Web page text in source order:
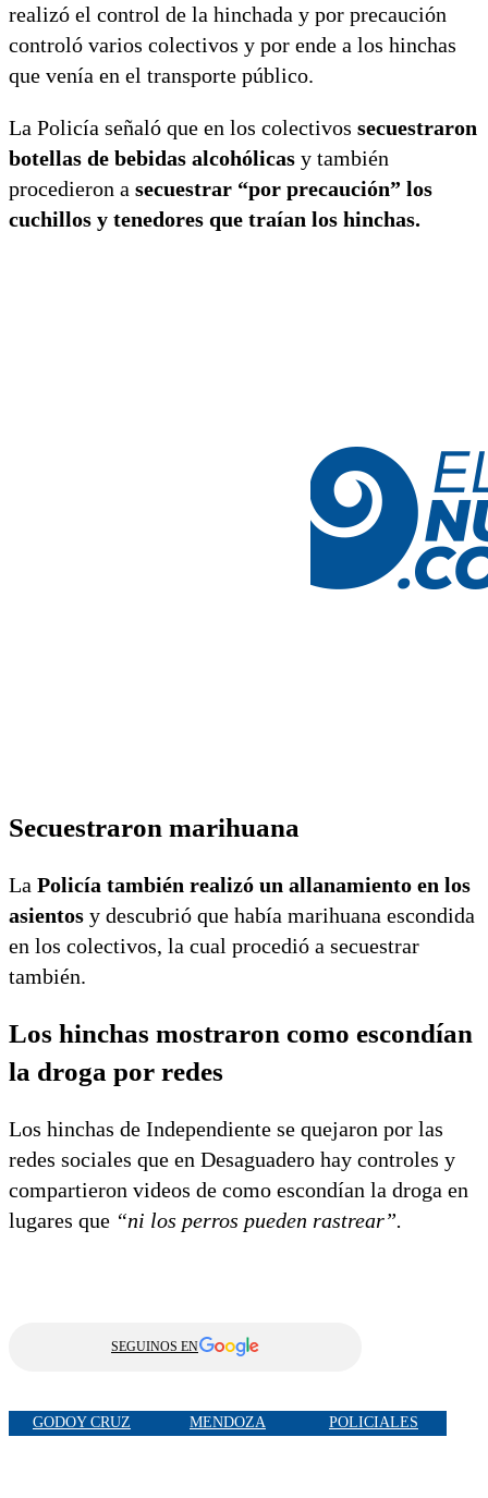
realizó el control de la hinchada y por precaución
controló varios colectivos y por ende a los hinchas
que venía en el transporte público.
La Policía señaló que en los colectivos secuestraron
botellas de bebidas alcohólicas y también
procedieron a secuestrar “por precaución” los
cuchillos y tenedores que traían los hinchas.
Secuestraron marihuana
La Policía también realizó un allanamiento en los
asientos y descubrió que había marihuana escondida
en los colectivos, la cual procedió a secuestrar
también.
Los hinchas mostraron como escondían
la droga por redes
Los hinchas de Independiente se quejaron por las
redes sociales que en Desaguadero hay controles y
compartieron videos de como escondían la droga en
lugares que “ni los perros pueden rastrear”.
SEGUINOS EN
GODOY CRUZ MENDOZA POLICIALES